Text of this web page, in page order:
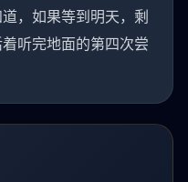
，如果等到明天，剩
听完地面的第四次尝